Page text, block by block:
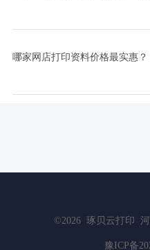
哪家网店打印资料价格最实惠？
©2026 琢贝云打印
豫ICP备